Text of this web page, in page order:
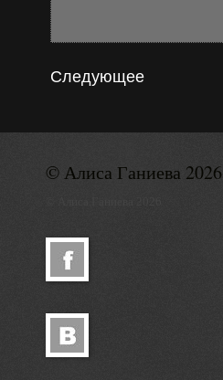
Следующее
© Алиса Ганиева 2026